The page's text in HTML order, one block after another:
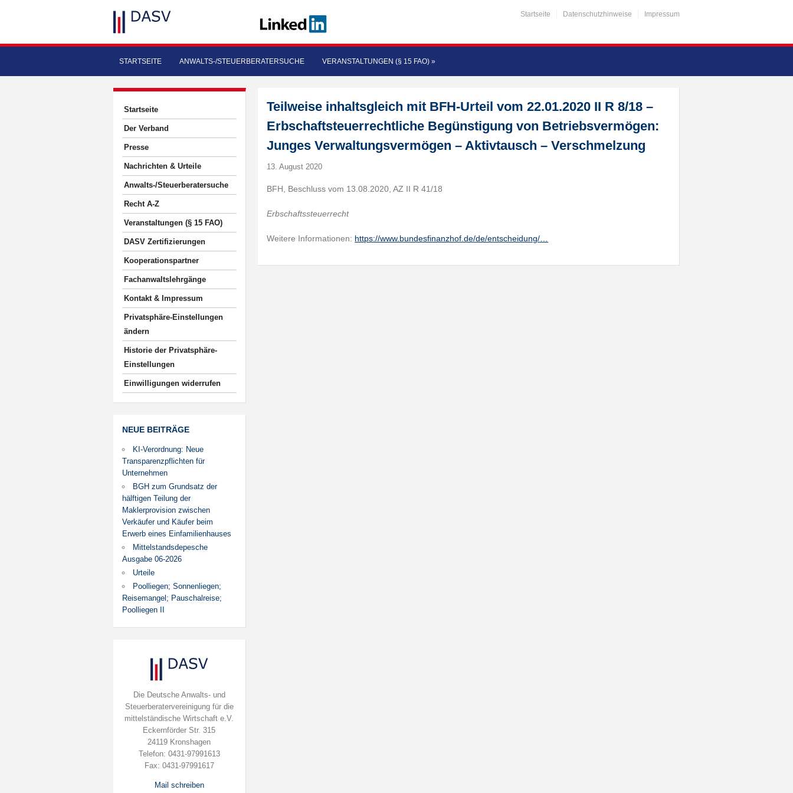
Startseite Datenschutzhinweise Impressum
STARTSEITE ANWALTS-/STEUERBERATERSUCHE VERANSTALTUNGEN (§ 15 FAO) »
Startseite
Der Verband
Presse
Nachrichten & Urteile
Anwalts-/Steuerberatersuche
Recht A-Z
Veranstaltungen (§ 15 FAO)
DASV Zertifizierungen
Kooperationspartner
Fachanwaltslehrgänge
Kontakt & Impressum
Privatsphäre-Einstellungen
ändern
Historie der Privatsphäre-
Einstellungen
Einwilligungen widerrufen
NEUE BEITRÄGE
KI-Verordnung: Neue
Transparenzpflichten für
Unternehmen
BGH zum Grundsatz der
hälftigen Teilung der
Maklerprovision zwischen
Verkäufer und Käufer beim
Erwerb eines Einfamilienhauses
Mittelstandsdepesche
Ausgabe 06-2026
Urteile
Poolliegen; Sonnenliegen;
Reisemangel; Pauschalreise;
Poolliegen II
Die Deutsche Anwalts- und
Steuerberatervereinigung für die
mittelständische Wirtschaft e.V.
Eckernförder Str. 315
24119 Kronshagen
Telefon: 0431-97991613
Fax: 0431-97991617
Mail schreiben
Teilweise inhaltsgleich mit BFH-Urteil vom 22.01.2020 II R 8/18 –
Erbschaftsteuerrechtliche Begünstigung von Betriebsvermögen:
Junges Verwaltungsvermögen – Aktivtausch – Verschmelzung
13. August 2020
BFH, Beschluss vom 13.08.2020, AZ II R 41/18
Erbschaftssteuerrecht
Weitere Informationen: https://www.bundesfinanzhof.de/de/entscheidung/…